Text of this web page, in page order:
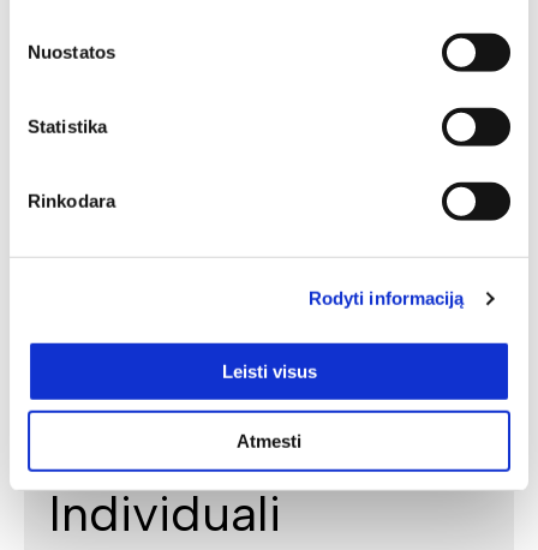
Nuostatos
Statistika
Rinkodara
Rodyti informaciją
Leisti visus
Atmesti
Individuali